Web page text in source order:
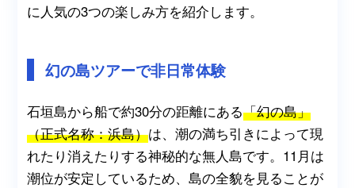
に人気の3つの楽しみ方を紹介します。
幻の島ツアーで非日常体験
石垣島から船で約30分の距離にある「幻の島」
（正式名称：浜島）は、潮の満ち引きによって現
れたり消えたりする神秘的な無人島です。11月は
潮位が安定しているため、島の全貌を見ることが